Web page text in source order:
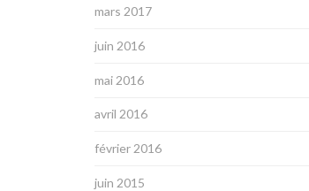
mars 2017
juin 2016
mai 2016
avril 2016
février 2016
juin 2015